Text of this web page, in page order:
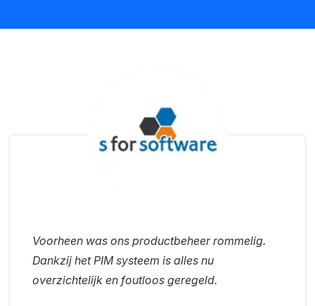
Voorheen was ons productbeheer rommelig.
Dankzij het PIM systeem is alles nu
overzichtelijk en foutloos geregeld.